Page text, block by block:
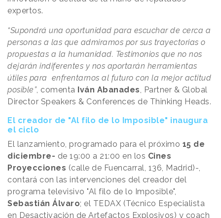
expertos.
“Supondrá una oportunidad para escuchar de cerca a
personas a las que admiramos por sus trayectorias o
propuestas a la humanidad. Testimonios que no nos
dejarán indiferentes y nos aportarán herramientas
útiles para enfrentarnos al futuro con la mejor actitud
posible”, comenta Iván Abanades, Partner & Global
Director Speakers & Conferences de Thinking Heads.
El creador de "Al filo de lo Imposible" inaugura
el ciclo
El lanzamiento, programado para el próximo 15 de
diciembre- de 19:00 a 21:00 en los Cines
Proyecciones (calle de Fuencarral, 136, Madrid)-,
contará con las intervenciones del creador del
programa televisivo "Al filo de lo Imposible",
Sebastián Álvaro; el TEDAX (Técnico Especialista
en Desactivación de Artefactos Explosivos) y coach